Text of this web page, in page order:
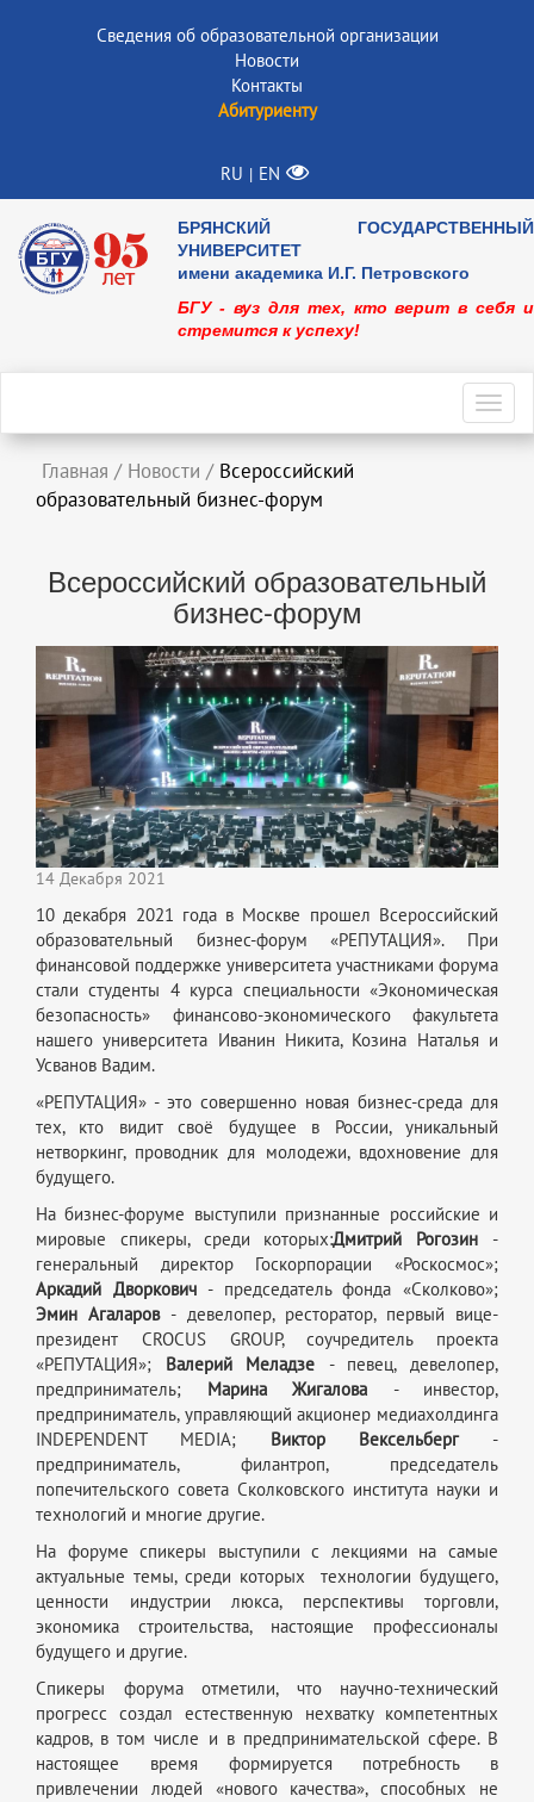
Сведения об образовательной организации
Новости
Контакты
Абитуриенту
RU | EN
БРЯНСКИЙ ГОСУДАРСТВЕННЫЙ
УНИВЕРСИТЕТ
имени академика И.Г. Петровского
БГУ - вуз для тех, кто верит в себя и
стремится к успеху!
Главная / Новости / Всероссийский
образовательный бизнес-форум
Всероссийский образовательный
бизнес-форум
14 Декабря 2021
10 декабря 2021 года в Москве прошел Всероссийский
образовательный бизнес-форум «РЕПУТАЦИЯ». При
финансовой поддержке университета участниками форума
стали студенты 4 курса специальности «Экономическая
безопасность» финансово-экономического факультета
нашего университета Иванин Никита, Козина Наталья и
Усванов Вадим.
«РЕПУТАЦИЯ» - это совершенно новая бизнес-среда для
тех, кто видит своё будущее в России, уникальный
нетворкинг, проводник для молодежи, вдохновение для
будущего.
На бизнес-форуме выступили признанные российские и
мировые спикеры, среди которых:Дмитрий Рогозин -
генеральный директор Госкорпорации «Роскосмос»;
Аркадий Дворкович - председатель фонда «Сколково»;
Эмин Агаларов - девелопер, ресторатор, первый вице-
президент CROCUS GROUP, соучредитель проекта
«РЕПУТАЦИЯ»; Валерий Меладзе - певец, девелопер,
предприниматель; Марина Жигалова - инвестор,
предприниматель, управляющий акционер медиахолдинга
INDEPENDENT MEDIA; Виктор Вексельберг -
предприниматель, филантроп, председатель
попечительского совета Сколковского института науки и
технологий и многие другие.
На форуме спикеры выступили с лекциями на самые
актуальные темы, среди которых технологии будущего,
ценности индустрии люкса, перспективы торговли,
экономика строительства, настоящие профессионалы
будущего и другие.
Спикеры форума отметили, что научно-технический
прогресс создал естественную нехватку компетентных
кадров, в том числе и в предпринимательской сфере. В
настоящее время формируется потребность в
привлечении людей «нового качества», способных не